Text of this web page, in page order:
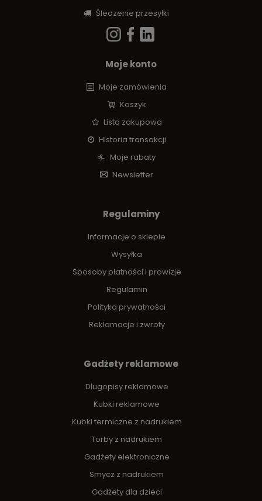
Śledzenie przesyłki
Moje konto
Moje zamówienia
Koszyk
Lista zakupowa
Historia transakcji
Moje rabaty
Newsletter
Regulaminy
Informacje o sklepie
Wysyłka
Sposoby płatności i prowizje
Regulamin
Polityka prywatności
Reklamacje i zwroty
Gadżety reklamowe
Długopisy reklamowe
Kubki reklamowe
Kubki termiczne z nadrukiem
Torby z nadrukiem
Gadżety elektroniczne
Smycz z nadrukiem
Gadżety dla dzieci